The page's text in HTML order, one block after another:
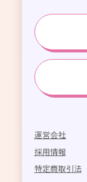
運営会社
採用情報
特定商取引法